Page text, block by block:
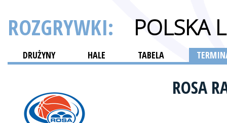
ROZGRYWKI: POLSKA
DRUŻYNY HALE TABELA
ROSA